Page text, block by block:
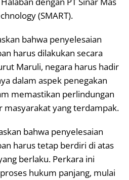
(SMART).
bahwa penyelesaian
harus dilakukan secara
Maruli, negara harus hadir
dalam aspek penegakan
memastikan perlindungan
masyarakat yang terdampak.
bahwa penyelesaian
harus tetap berdiri di atas
berlaku. Perkara ini
hukum panjang, mulai